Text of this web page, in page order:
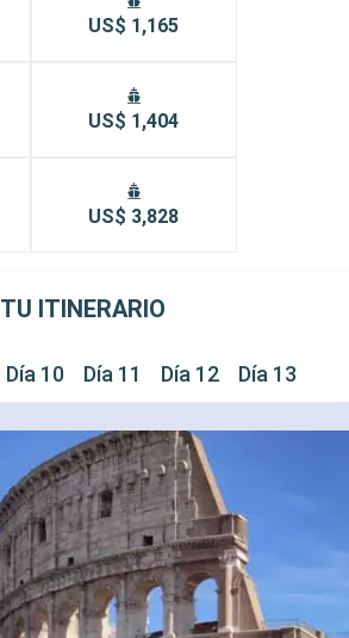
US$ 1,165
US$ 1,404
US$ 3,828
TU ITINERARIO
Día 10 Día 11 Día 12 Día 13